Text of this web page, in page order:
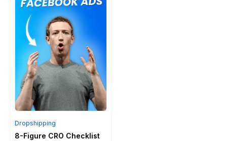
Dropshipping
8-Figure CRO Checklist